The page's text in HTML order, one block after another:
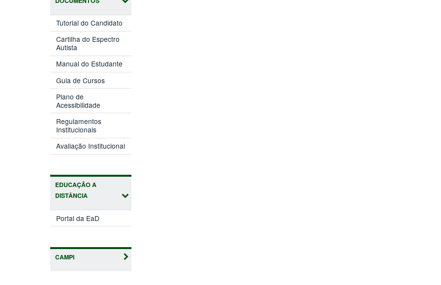
Tutorial do Candidato
Cartilha do Espectro
Autista
Manual do Estudante
Guia de Cursos
Plano de
Acessibilidade
Regulamentos
Institucionais
Avaliação Institucional
EDUCAÇÃO A
DISTÂNCIA
Portal da EaD
CAMPI